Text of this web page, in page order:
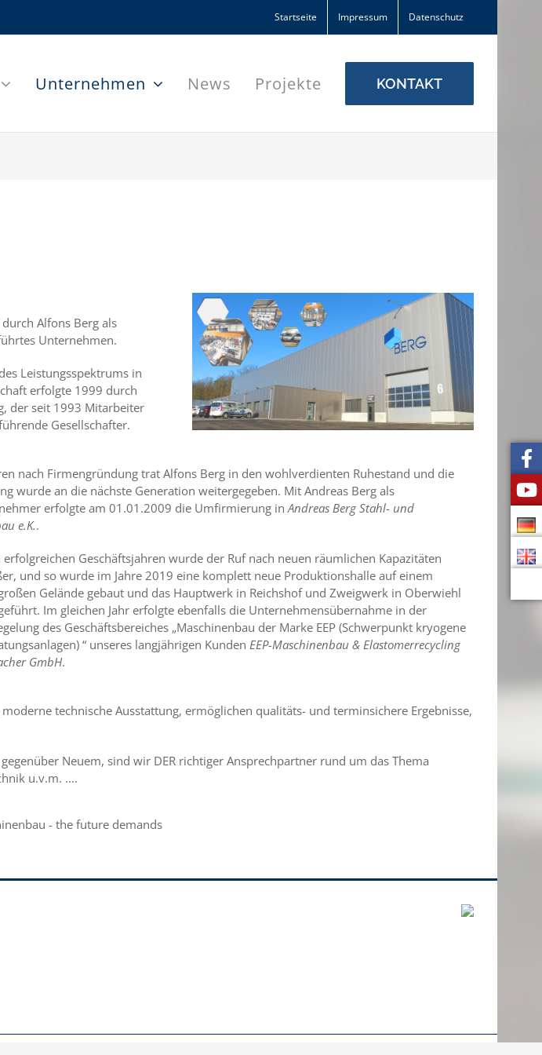
Startseite Impressum Datenschutz
Unternehmen News Projekte KONTAKT
Alfons Berg als
Unternehmen.
Leistungsspektrums in
erfolgte 1999 durch
der seit 1993 Mitarbeiter
Gesellschafter.
nach Firmengründung trat Alfons Berg in den wohlverdienten Ruhestand und die
wurde an die nächste Generation weitergegeben. Mit Andreas Berg als
erfolgte am 01.01.2009 die Umfirmierung inAndreas Berg Stahl- und
e.K..
erfolgreichen Geschäftsjahren wurde der Ruf nach neuen räumlichen Kapazitäten
und so wurde im Jahre 2019 eine komplett neue Produktionshalle auf einem
Gelände gebaut und das Hauptwerk in Reichshof und Zweigwerk in Oberwiehl
Im gleichen Jahr erfolgte ebenfalls die Unternehmensübernahme in der
des Geschäftsbereiches „Maschinenbau der Marke EEP (Schwerpunkt kryogene
“ unseres langjährigen Kunden EEP-Maschinenbau & Elastomerrecycling
GmbH.
technische Ausstattung, ermöglichen qualitäts- und terminsichere Ergebnisse,
Neuem, sind wir DER richtiger Ansprechpartner rund um das Thema
u.v.m. ….